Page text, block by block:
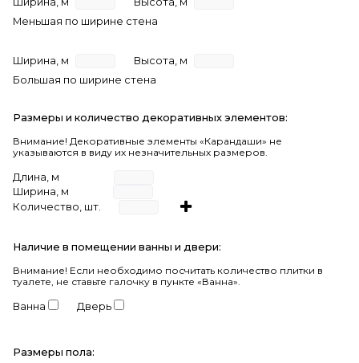
Меньшая по ширине стена
Ширина, м
Высота, м
Большая по ширине стена
Размеры и количество декоративных элементов:
Внимание! Декоративные элементы «Карандаши» не
указываются в виду их незначительных размеров.
Длина, м
Ширина, м
Количество, шт.
Наличие в помещении ванны и двери:
Внимание! Если необходимо посчитать количество плитки в
туалете, не ставьте галочку в пункте «Ванна».
Ванна Дверь
Размеры пола: